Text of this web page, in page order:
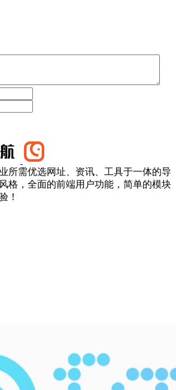
所需优选网址、资讯、工具于一体的导
格，全面的前端用户功能，简单的模块
！